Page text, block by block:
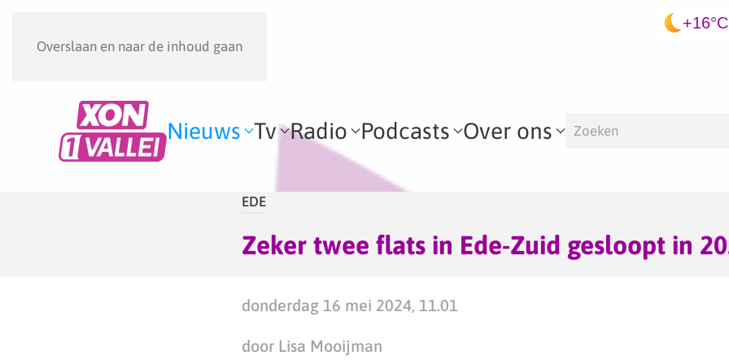
Overslaan en naar de inhoud gaan
+16°C
Nieuws Tv Radio Podcasts Over ons
EDE
Zeker twee flats in Ede-Zuid gesloopt in
donderdag 16 mei 2024, 11.01
door Lisa Mooijman